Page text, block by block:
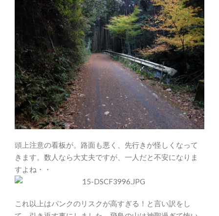
頭上注意の看板が。路面も悪く、先行きが怪しくなって
きます。数人なら大丈夫ですが、一人だと不安になりま
すよね・・
これ以上はパンクのリスクが高すぎる！と言い訳をし